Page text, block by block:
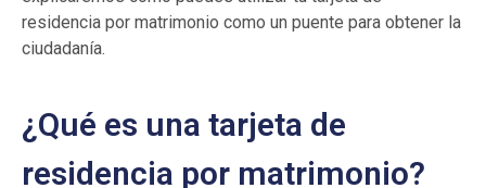
residencia por matrimonio como un puente para obtener la
ciudadanía.
¿Qué es una tarjeta de
residencia por matrimonio?